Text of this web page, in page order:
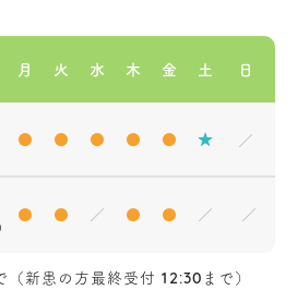
月 火 水 木 金 土 日
● ● ● ● ● ★ ／
● ● ／ ● ● ／ ／
（新患の方最終受付12:30 まで）